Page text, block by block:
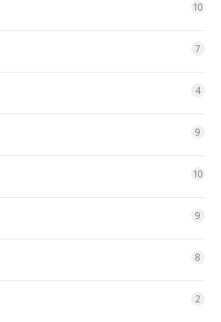
10
7
4
9
10
9
8
2